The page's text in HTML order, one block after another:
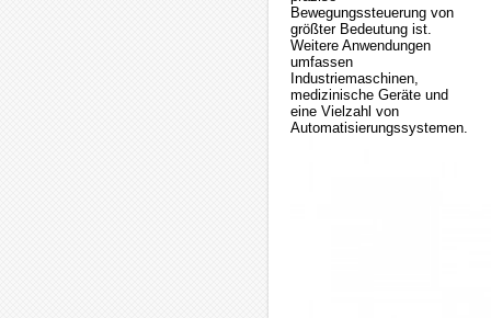
Bewegungssteuerung von
größter Bedeutung ist.
Weitere Anwendungen
umfassen
Industriemaschinen,
medizinische Geräte und
eine Vielzahl von
Automatisierungssystemen.